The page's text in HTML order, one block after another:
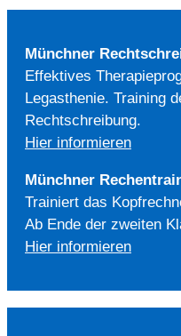
Münchner
Effektives
Legasthenie. Training
Rechtschreibung.
Hier informieren
Münchner
Trainiert das
Ab Ende der zweiten
Hier informieren